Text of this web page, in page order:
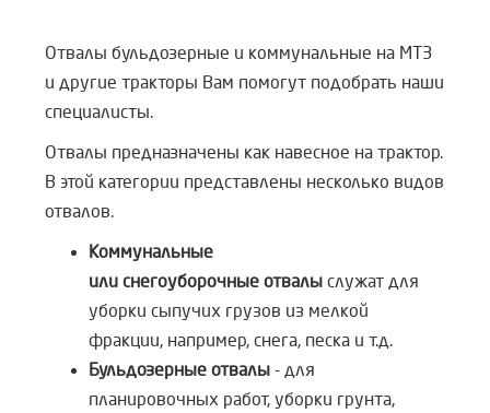
Отвалы бульдозерные и коммунальные на МТЗ
и другие тракторы Вам помогут подобрать наши
специалисты.
Отвалы предназначены как навесное на трактор.
В этой категории представлены несколько видов
отвалов.
Коммунальные
или снегоуборочные отвалы служат для
уборки сыпучих грузов из мелкой
фракции, например, снега, песка и т.д.
Бульдозерные отвалы - для
планировочных работ, уборки грунта,